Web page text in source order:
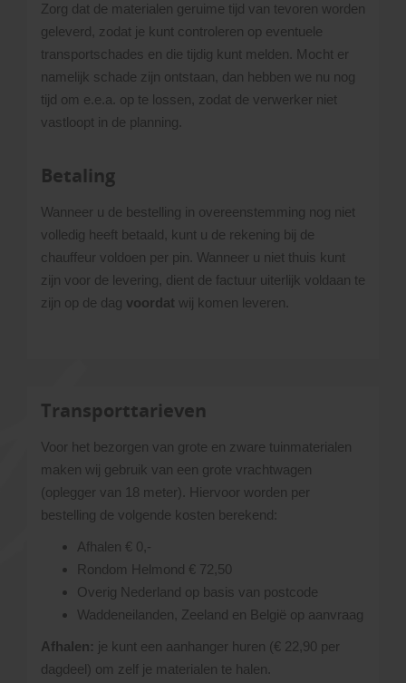
Zorg dat de materialen geruime tijd van tevoren worden
geleverd, zodat je kunt controleren op eventuele
transportschades en die tijdig kunt melden. Mocht er
namelijk schade zijn ontstaan, dan hebben we nu nog
tijd om e.e.a. op te lossen, zodat de verwerker niet
vastloopt in de planning.
Betaling
Wanneer u de bestelling in overeenstemming nog niet
volledig heeft betaald, kunt u de rekening bij de
chauffeur voldoen per pin. Wanneer u niet thuis kunt
zijn voor de levering, dient de factuur uiterlijk voldaan te
zijn op de dag voordat wij komen leveren.
Transporttarieven
Voor het bezorgen van grote en zware tuinmaterialen
maken wij gebruik van een grote vrachtwagen
(oplegger van 18 meter). Hiervoor worden per
bestelling de volgende kosten berekend:
Afhalen € 0,-
Rondom Helmond € 72,50
Overig Nederland op basis van postcode
Waddeneilanden, Zeeland en België op aanvraag
Afhalen: je kunt een aanhanger huren (€ 22,90 per
dagdeel) om zelf je materialen te halen.